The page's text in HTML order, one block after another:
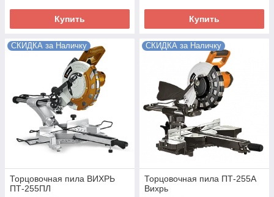
Купить Купить
СКИДКА за Наличку
Торцовочная пила ВИХРЬ
ПТ-255ПЛ
СКИДКА за Наличку
Торцовочная пила ПТ-255А
Вихрь